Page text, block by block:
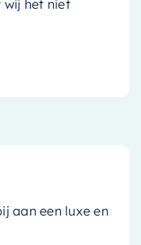
het niet
aan een luxe en